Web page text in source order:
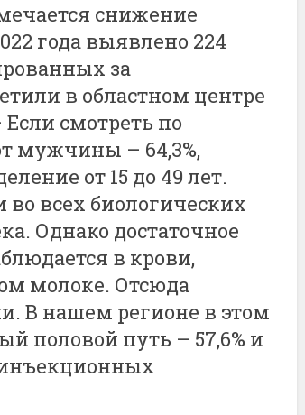
снижение
года выявлено 224
за
в областном центре
смотреть по
мужчины – 64,3%,
от 15 до 49 лет.
всех биологических
Однако достаточное
в крови,
молоке. Отсюда
В нашем регионе в этом
половой путь – 57,6% и